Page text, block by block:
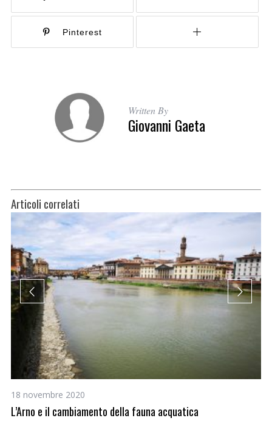
Pinterest
Written By
Giovanni Gaeta
Articoli correlati
18 novembre 2020
L’Arno e il cambiamento della fauna acquatica